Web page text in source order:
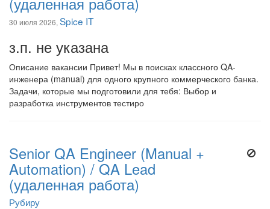
30 июля 2026, Spice IT
з.п. не указана
Описание вакансии Привет! Мы в поисках классного QA-
инженера (manual) для одного крупного коммерческого банка.
Задачи, которые мы подготовили для тебя: Выбор и
разработка инструментов тестиро
Senior QA Engineer (Manual +
Automation) / QA Lead
(удаленная работа)
Рубиру